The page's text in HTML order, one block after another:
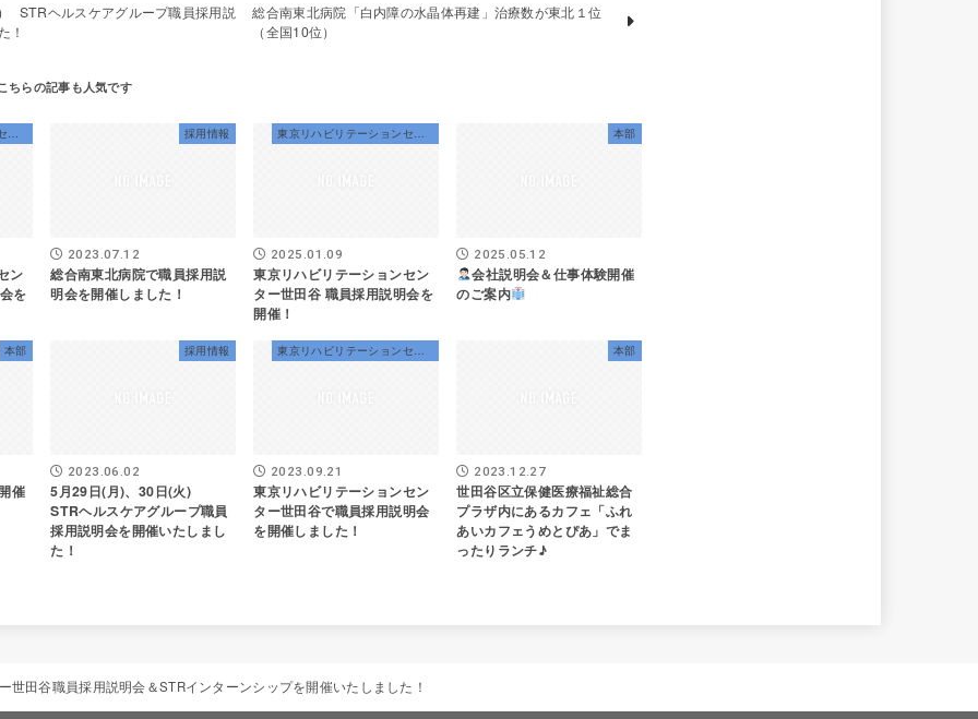
STRヘルスケアグループ職員採用説
！
総合南東北病院「白内障の水晶体再建」治療数が東北１位
（全国10位）
ン
を
採用情報
2023.07.12
総合南東北病院で職員採用説
明会を開催しました！
2025.01.09
東京リハビリテーションセン
ター世田谷 職員採用説明会を
開催！
本部
2025.05.12
会社説明会＆仕事体験開催
のご案内
本部
催
採用情報
2023.06.02
5月29日(月)、30日(火)
STRヘルスケアグループ職員
採用説明会を開催いたしまし
た！
東京リハビリテーションセンター世田谷
2023.09.21
東京リハビリテーションセン
ター世田谷で職員採用説明会
を開催しました！
本部
2023.12.27
世田谷区立保健医療福祉総合
プラザ内にあるカフェ「ふれ
あいカフェうめとぴあ」でま
ったりランチ♪
世田谷職員採用説明会＆STRインターンシップを開催いたしました！